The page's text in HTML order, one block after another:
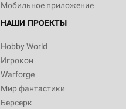
Мобильное приложение
НАШИ ПРОЕКТЫ
Hobby World
Игрокон
Warforge
Мир фантастики
Берсерк